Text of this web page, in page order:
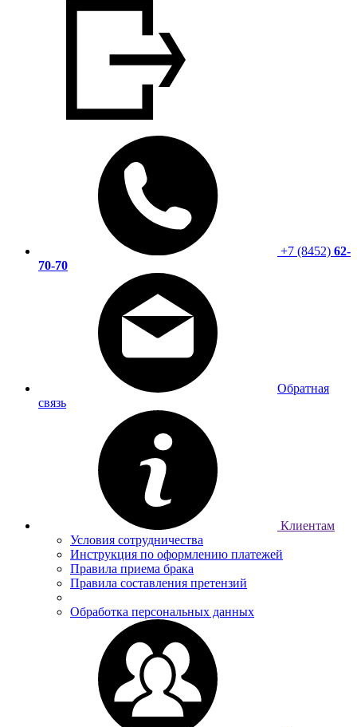
+7 (8452) 62-
70-70
Обратная
связь
Клиентам
Условия сотрудничества
Инструкция по оформлению платежей
Правила приема брака
Правила составления претензий
Обработка персональных данных